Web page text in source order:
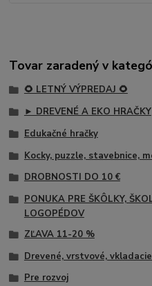
Tovar zaradený v
🌻 LETNÝ VÝPREDAJ 🌻
► DREVENÉ A EKO HRAČKY
Edukačné hračky
Kocky, puzzle, stavebnice,
DROBNOSTI DO 10 €
PONUKA PRE ŠKÔLKY,
LOGOPÉDOV
ZĽAVA 11-20 %
Drevené, vrstvové,
Pre rozvoj